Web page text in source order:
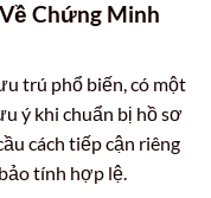
Chứng Minh
trú phổ biến, có một
ý khi chuẩn bị hồ sơ
cách tiếp cận riêng
tính hợp lệ.